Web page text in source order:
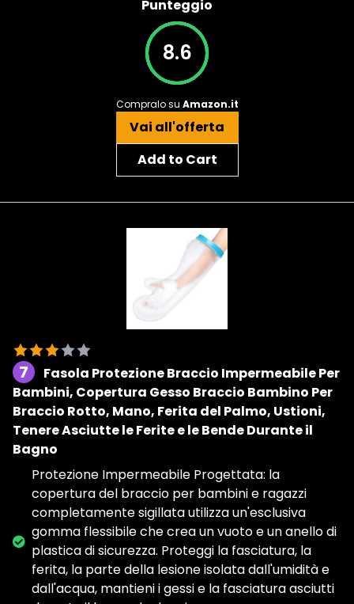
Punteggio
8.6
Compralo su Amazon.it
Vai all'offerta
Add to Cart
7
Fasola Protezione Braccio Impermeabile Per
Bambini, Copertura Gesso Braccio Bambino Per
Braccio Rotto, Mano, Ferita del Palmo, Ustioni,
Tenere Asciutte le Ferite e le Bende Durante il
Bagno
Protezione Impermeabile Progettata: la
copertura del braccio per bambini e ragazzi
completamente sigillata utilizza un'esclusiva
gomma flessibile che crea un vuoto e un anello di
plastica di sicurezza. Proteggi la fasciatura, la
ferita, la parte della lesione isolata dall'umidità e
dall'acqua, mantieni i gessi e la fasciatura asciutti